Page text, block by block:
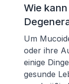
Wie
Um
oder ihre
einige
gesunde